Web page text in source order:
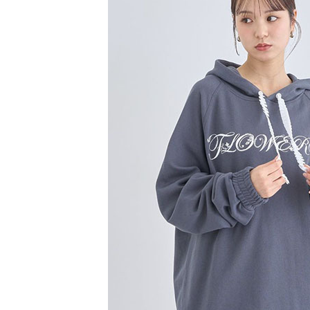
1.本服務
用戶於交
款買賣價
2.基於同
資料（包
用，由本
3.完整用
／ATM／
※ 請注意
絡購買商
先享後付
※ 交易是
是否繳費
付客戶支
【注意事
１．透過
交易，需
求債權轉
２．關於
https://
３．未成
「AFTEE
任。
萊爾富取
每筆
萊爾富純
每筆
7-11取貨
每筆
7-11純取
每筆
宅配